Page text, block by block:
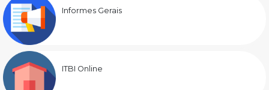
Informes Gerais
ITBI Online